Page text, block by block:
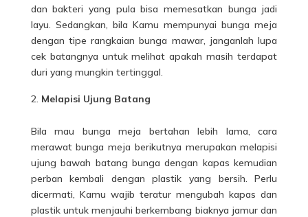
dan bakteri yang pula bisa memesatkan bunga jadi
layu. Sedangkan, bila Kamu mempunyai bunga meja
dengan tipe rangkaian bunga mawar, janganlah lupa
cek batangnya untuk melihat apakah masih terdapat
duri yang mungkin tertinggal.
Melapisi Ujung Batang
Bila mau bunga meja bertahan lebih lama, cara
merawat bunga meja berikutnya merupakan melapisi
ujung bawah batang bunga dengan kapas kemudian
perban kembali dengan plastik yang bersih. Perlu
dicermati, Kamu wajib teratur mengubah kapas dan
plastik untuk menjauhi berkembang biaknya jamur dan